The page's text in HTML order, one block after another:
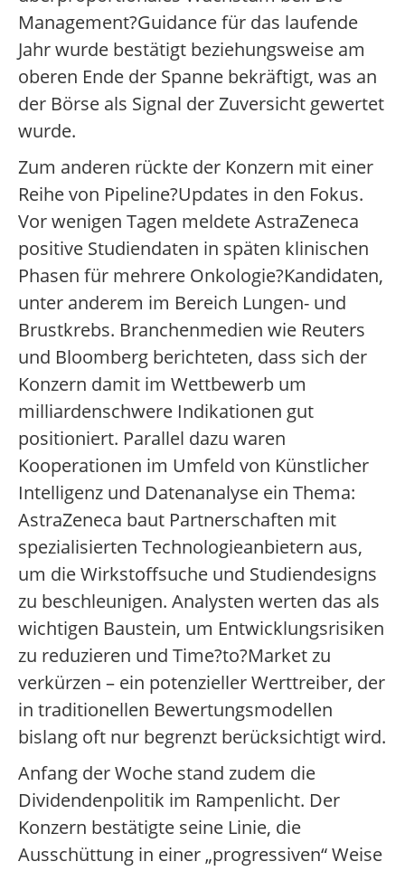
Management?Guidance für das laufende
Jahr wurde bestätigt beziehungsweise am
oberen Ende der Spanne bekräftigt, was an
der Börse als Signal der Zuversicht gewertet
wurde.
Zum anderen rückte der Konzern mit einer
Reihe von Pipeline?Updates in den Fokus.
Vor wenigen Tagen meldete AstraZeneca
positive Studiendaten in späten klinischen
Phasen für mehrere Onkologie?Kandidaten,
unter anderem im Bereich Lungen- und
Brustkrebs. Branchenmedien wie Reuters
und Bloomberg berichteten, dass sich der
Konzern damit im Wettbewerb um
milliardenschwere Indikationen gut
positioniert. Parallel dazu waren
Kooperationen im Umfeld von Künstlicher
Intelligenz und Datenanalyse ein Thema:
AstraZeneca baut Partnerschaften mit
spezialisierten Technologieanbietern aus,
um die Wirkstoffsuche und Studiendesigns
zu beschleunigen. Analysten werten das als
wichtigen Baustein, um Entwicklungsrisiken
zu reduzieren und Time?to?Market zu
verkürzen – ein potenzieller Werttreiber, der
in traditionellen Bewertungsmodellen
bislang oft nur begrenzt berücksichtigt wird.
Anfang der Woche stand zudem die
Dividendenpolitik im Rampenlicht. Der
Konzern bestätigte seine Linie, die
Ausschüttung in einer „progressiven“ Weise